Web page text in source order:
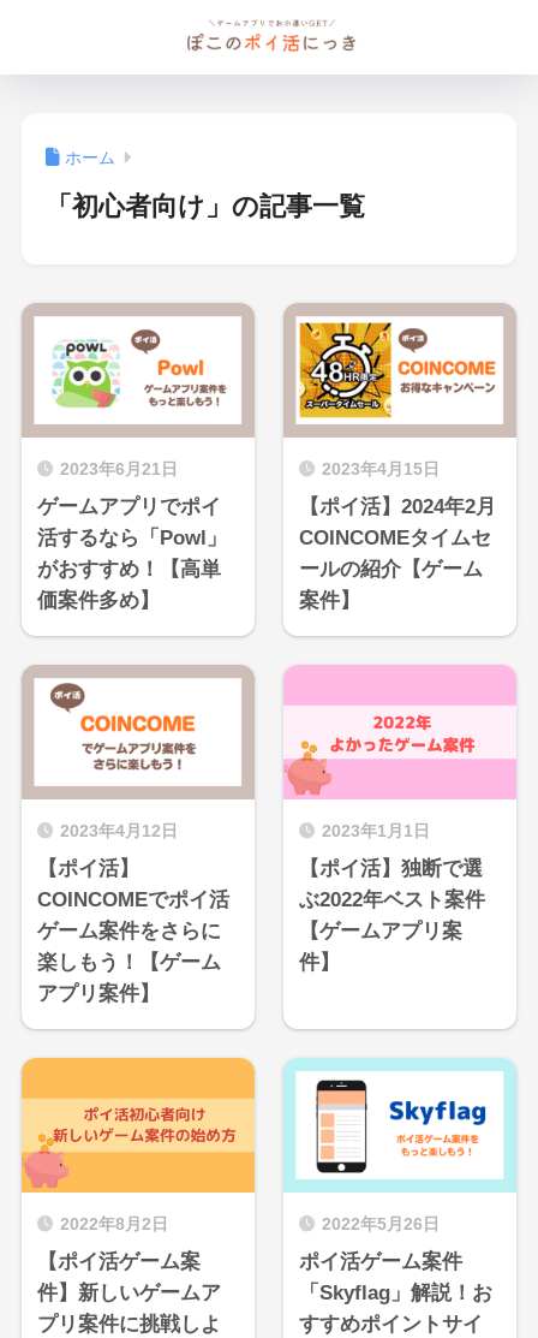
ホーム
「初心者向け」の記事一覧
2023年6月21日
ゲームアプリでポイ
活するなら「Powl」
がおすすめ！【高単
価案件多め】
2023年4月15日
【ポイ活】2024年2月
COINCOMEタイムセ
ールの紹介【ゲーム
案件】
2023年4月12日
【ポイ活】
COINCOMEでポイ活
ゲーム案件をさらに
楽しもう！【ゲーム
アプリ案件】
2023年1月1日
【ポイ活】独断で選
ぶ2022年ベスト案件
【ゲームアプリ案
件】
2022年8月2日
【ポイ活ゲーム案
件】新しいゲームア
プリ案件に挑戦しよ
2022年5月26日
ポイ活ゲーム案件
「Skyflag」解説！お
すすめポイントサイ